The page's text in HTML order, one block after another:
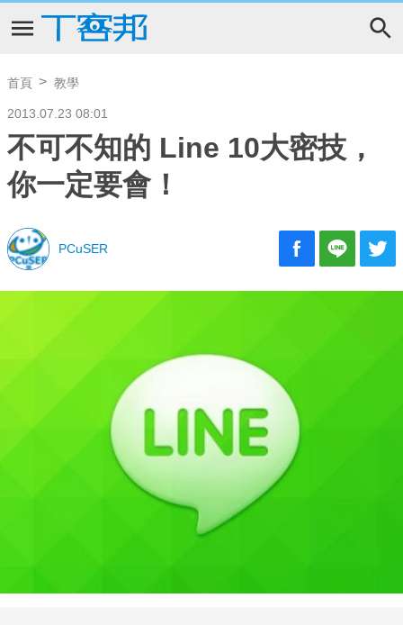
首頁 教學
2013.07.23 08:01
不可不知的 Line 10大密技，
你一定要會！
PCuSER